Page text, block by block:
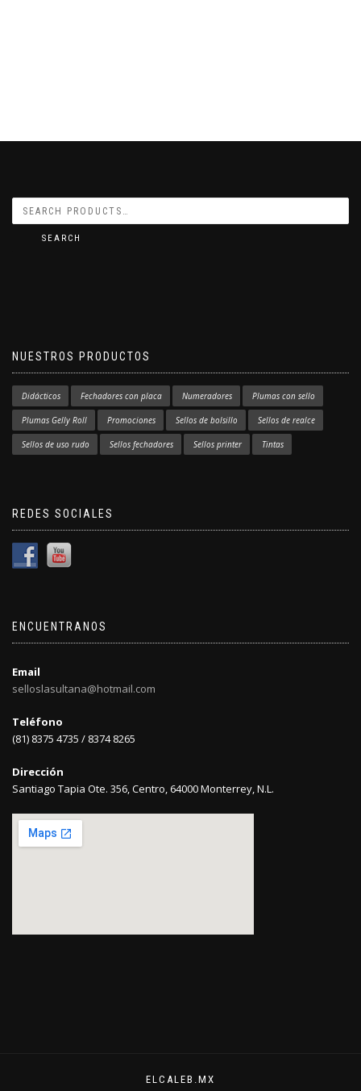
SEARCH
NUESTROS PRODUCTOS
Didácticos Fechadores con placa Numeradores Plumas con sello
Plumas Gelly Roll Promociones Sellos de bolsillo Sellos de realce
Sellos de uso rudo Sellos fechadores Sellos printer Tintas
REDES SOCIALES
ENCUENTRANOS
Email
selloslasultana@hotmail.com
Teléfono
(81) 8375 4735 / 8374 8265
Dirección
Santiago Tapia Ote. 356, Centro, 64000 Monterrey, N.L.
ELCALEB.MX